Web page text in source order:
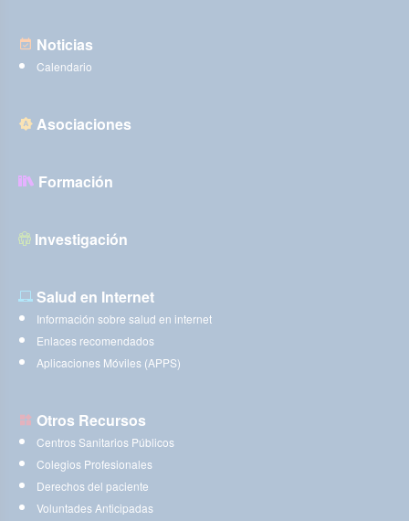
Noticias
Calendario
Asociaciones
Formación
Investigación
Salud en Internet
Información sobre salud en internet
Enlaces recomendados
Aplicaciones Móviles (APPS)
Otros Recursos
Centros Sanitarios Públicos
Colegios Profesionales
Derechos del paciente
Voluntades Anticipadas